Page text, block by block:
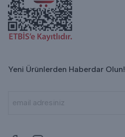
Yeni Ürünlerden Haberdar Olun!